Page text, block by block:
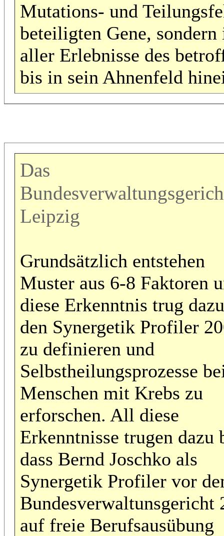
Mutations- und
beteiligten Gene,
aller Erlebnisse des
bis in sein Ahnenfeld
Das
Leipzig
Grundsätzlich entstehen
Muster aus 6-8 Faktoren
diese Erkenntnis trug
den Synergetik Profiler
zu definieren und
Selbstheilungsprozesse
Menschen mit Krebs zu
erforschen. All diese
Erkenntnisse trugen dazu
dass Bernd Joschko als
Synergetik Profiler vor
Bundesverwaltunsgericht
auf freie Berufsausübung